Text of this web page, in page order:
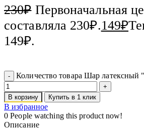
230₽ Первоначальная
составляла 230₽.149₽
149₽.
Количество товара Шар
В корзину Купить в 1 клик
В избранное
0 People watching this product now!
Описание